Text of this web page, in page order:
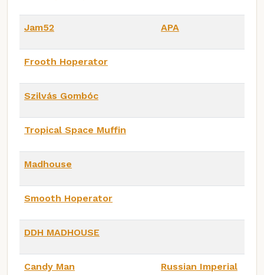
Jam52 APA
Frooth Hoperator
Szilvás Gombóc
Tropical Space Muffin
Madhouse
Smooth Hoperator
DDH MADHOUSE
Candy Man
Russian Imperial